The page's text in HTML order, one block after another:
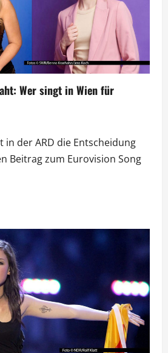
Wer singt in Wien für
in der ARD die Entscheidung
Beitrag zum Eurovision Song